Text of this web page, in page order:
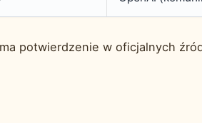
potwierdzenie w oficjalnych